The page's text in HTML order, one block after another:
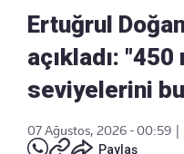
Ertuğrul
açıkladı:
seviyelerini
07 Ağustos, 2026 - 00:59 |
Paylaş